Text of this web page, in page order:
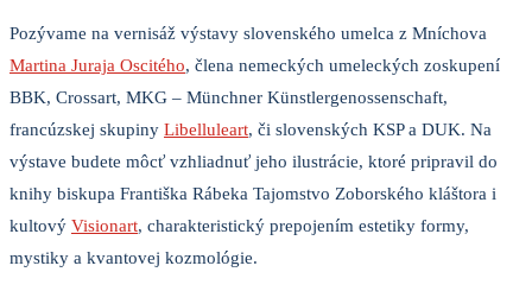
Pozývame na vernisáž výstavy slovenského umelca z Mníchova
Martina Juraja Oscitého, člena nemeckých umeleckých zoskupení
BBK, Crossart, MKG – Münchner Künstlergenossenschaft,
francúzskej skupiny Libelluleart, či slovenských KSP a DUK. Na
výstave budete môcť vzhliadnuť jeho ilustrácie, ktoré pripravil do
knihy biskupa Františka Rábeka Tajomstvo Zoborského kláštora i
kultový Visionart, charakteristický prepojením estetiky formy,
mystiky a kvantovej kozmológie.